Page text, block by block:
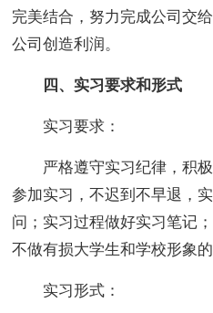
完美结合，努力完成公司交
公司创造利润。
四、实习要求和形式
实习要求：
严格遵守实习纪律，积极
参加实习，不迟到不早退，
问；实习过程做好实习笔记
不做有损大学生和学校形象的
实习形式：